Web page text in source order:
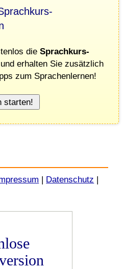
die Sprachkurs-
und erhalten Sie zusätzlich
zum Sprachenlernen!
| Datenschutz |